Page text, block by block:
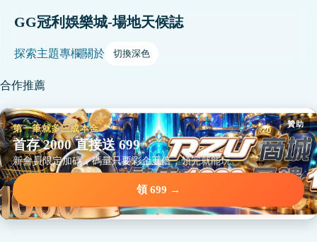
GG冠利娛樂城-場地天候誌
探索主題專欄關於 切換深色
合作推薦
贊助
第一筆就多三成本金
首存 2000 直接送 699
新會員限定加碼，碼量只要彩金五倍，領完就能玩。
領 699 →